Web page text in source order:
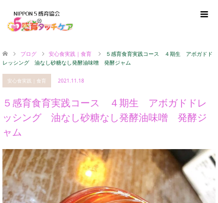
ブログ 安心食実践｜食育
５感育食育実践コース ４期生 アボガドド
レッシング 油なし砂糖なし発酵油味噌 発酵ジャム
安心食実践｜食育 2021.11.18
５感育食育実践コース ４期生 アボガドドレ
ッシング 油なし砂糖なし発酵油味噌 発酵ジ
ャム